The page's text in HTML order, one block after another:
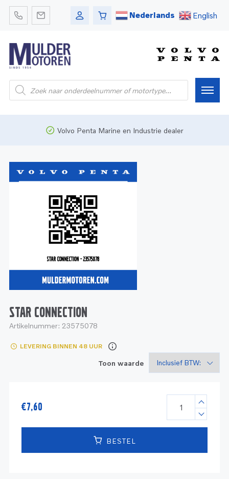
Nederlands English
Onderdelen
Bedrijfsvaart
Onderdelen
Motoren
Onderdelen
Service
Motoren
Service en onderhoud
Reman - Bedrijfsvaart
Volvo Penta Marine en Industrie dealer
STAR CONNECTION
Artikelnummer: 23575078
LEVERING BINNEN 48 UUR
Toon waarde
€7,60
BESTEL